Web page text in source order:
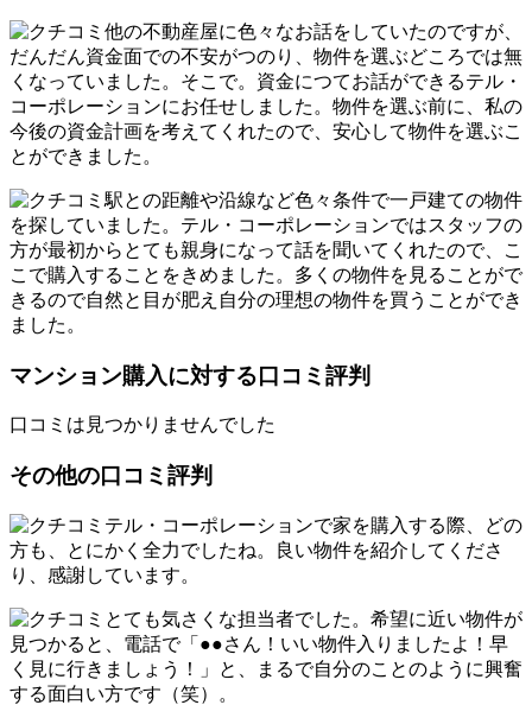
他の不動産屋に色々なお話をしていたのですが、
だんだん資金面での不安がつのり、物件を選ぶどころでは無
くなっていました。そこで。資金につてお話ができるテル・
コーポレーションにお任せしました。物件を選ぶ前に、私の
今後の資金計画を考えてくれたので、安心して物件を選ぶこ
とができました。
駅との距離や沿線など色々条件で一戸建ての物件
を探していました。テル・コーポレーションではスタッフの
方が最初からとても親身になって話を聞いてくれたので、こ
こで購入することをきめました。多くの物件を見ることがで
きるので自然と目が肥え自分の理想の物件を買うことができ
ました。
マンション購入に対する口コミ評判
口コミは見つかりませんでした
その他の口コミ評判
テル・コーポレーションで家を購入する際、どの
方も、とにかく全力でしたね。良い物件を紹介してくださ
り、感謝しています。
とても気さくな担当者でした。希望に近い物件が
見つかると、電話で「●●さん！いい物件入りましたよ！早
く見に行きましょう！」と、まるで自分のことのように興奮
する面白い方です（笑）。